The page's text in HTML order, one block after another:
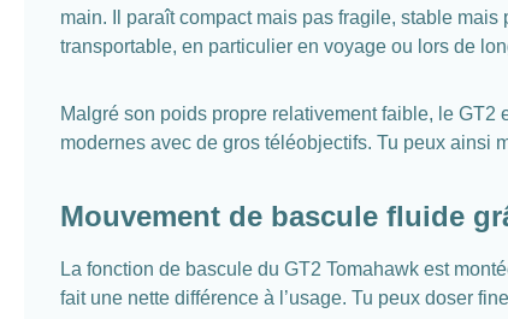
main. Il paraît compact mais pas fragile, stable
transportable, en particulier en voyage ou lors de
Malgré son poids propre relativement faible, le GT2
modernes avec de gros téléobjectifs. Tu peux ainsi
Mouvement de bascule fluide
La fonction de bascule du GT2 Tomahawk est
fait une nette différence à l’usage. Tu peux doser